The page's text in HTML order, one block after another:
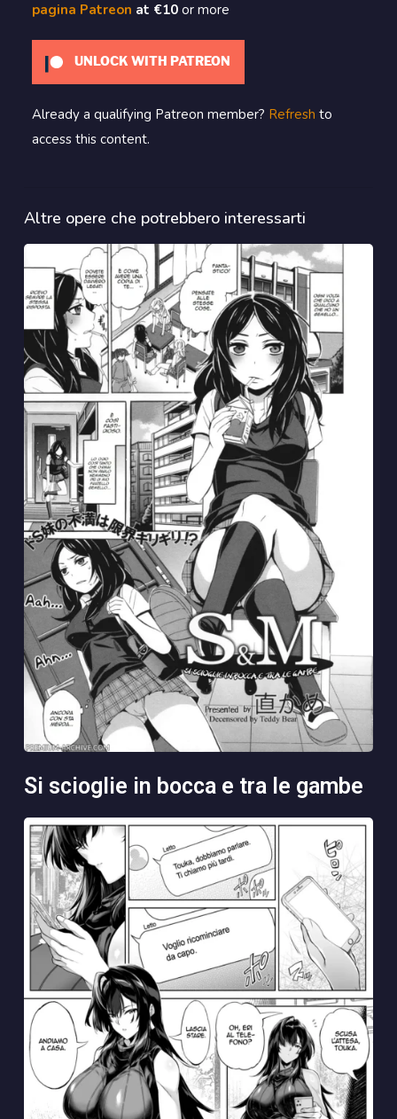
pagina Patreon at €10 or more
UNLOCK WITH PATREON
Already a qualifying Patreon member? Refresh to
access this content.
Altre opere che potrebbero interessarti
si scioglie in bocca e tra le gambe